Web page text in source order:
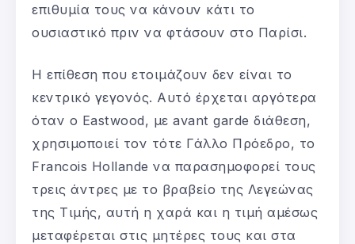
επιθυμία τους να κάνουν κάτι το
ουσιαστικό πριν να φτάσουν στο Παρίσι.
Η επίθεση που ετοιμάζουν δεν είναι το
κεντρικό γεγονός. Αυτό έρχεται αργότερα
όταν ο Eastwood, με avant garde διάθεση,
χρησιμοποιεί τον τότε Γάλλο Πρόεδρο, το
Francois Hollande να παρασημοφορεί τους
τρεις άντρες με το βραβείο της Λεγεώνας
της Τιμής, αυτή η χαρά και η τιμή αμέσως
μεταφέρεται στις μητέρες τους και στα